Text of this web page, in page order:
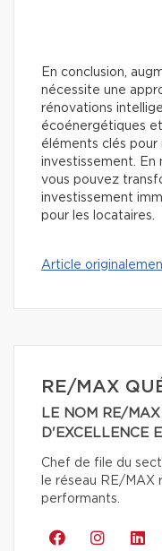
En conclusion,
nécessite une
rénovations
écoénergétiques
éléments clés
investissement.
vous pouvez
investissement
pour les locataires.
Article
RE/MAX
LE NOM RE/
D'EXCELLENCE
Chef de file du
le réseau RE/MAX
performants.